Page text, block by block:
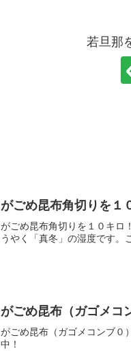
若旦那
がごめ昆布角切りを１
がごめ昆布角切りを１０キロ
うやく「真冬」の湿度です。
がごめ昆布（ガゴメコ
がごめ昆布（ガゴメコンブ０
中！